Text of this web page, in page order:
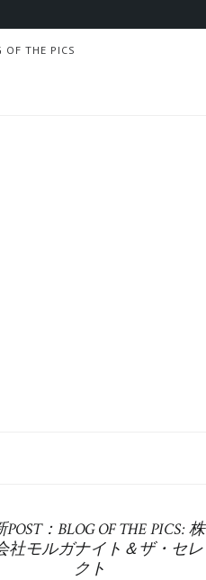
OF THE PICS
：BLOG OF THE PICS: 株
社モルガナイト＆ザ・セレ
クト